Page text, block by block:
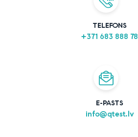
TELEFONS
+371 683 888 78
E-PASTS
info@qtest.lv